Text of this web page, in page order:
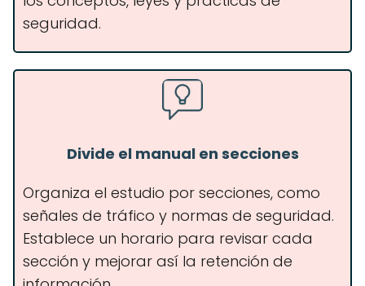
seguridad.
Divide el manual en secciones
Organiza el estudio por secciones, como
señales de tráfico y normas de seguridad.
Establece un horario para revisar cada
sección y mejorar así la retención de